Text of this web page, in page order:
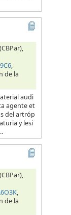
,
de la
audi
agente et
del artróp
y lesi
,
de la